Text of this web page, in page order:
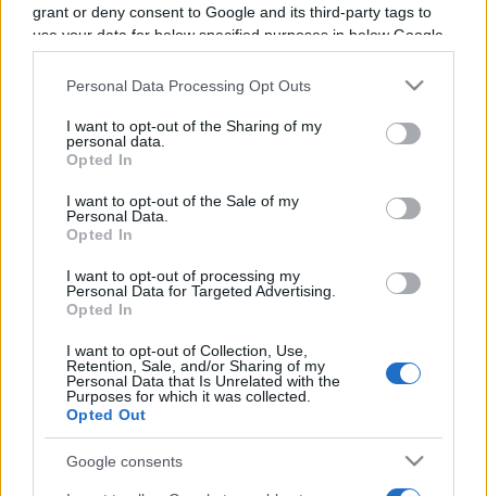
grant or deny consent to Google and its third-party tags to
use your data for below specified purposes in below Google
consent section.
Personal Data Processing Opt Outs
I want to opt-out of the Sharing of my
personal data.
Opted In
I want to opt-out of the Sale of my
Personal Data.
Opted In
I want to opt-out of processing my
Personal Data for Targeted Advertising.
Opted In
I want to opt-out of Collection, Use,
Retention, Sale, and/or Sharing of my
Personal Data that Is Unrelated with the
Purposes for which it was collected.
Opted Out
Google consents
Programme TV Rugby>Six Nations> Ecosse - Pays
De Galles
Samedi 13 Février 2027
17h40